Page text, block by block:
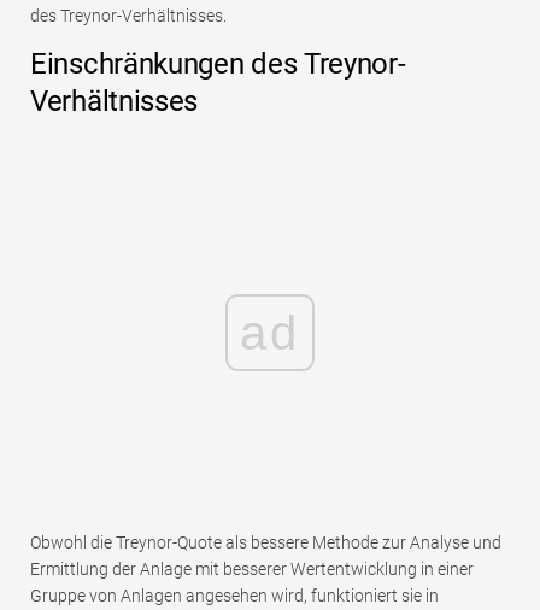
des Treynor-Verhältnisses.
Einschränkungen des Treynor-
Verhältnisses
ad
Obwohl die Treynor-Quote als bessere Methode zur Analyse und
Ermittlung der Anlage mit besserer Wertentwicklung in einer
Gruppe von Anlagen angesehen wird, funktioniert sie in